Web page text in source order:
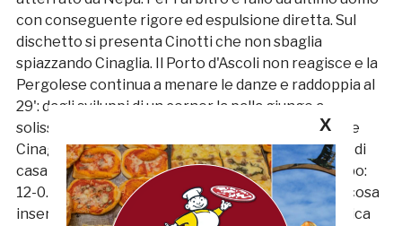
con conseguente rigore ed espulsione diretta. Sul
dischetto si presenta Cinotti che non sbaglia
spiazzando Cinaglia. Il Porto d'Ascoli non reagisce e la
Pergolese continua a menare le danze e raddoppia al
29': dagli sviluppi di un corner la palla giunge a
solissimo Carbonari che non ha difficoltà a battere
Cinaglia. A testimoniare la superiorità dei padroni di
casa è il dato dei corner al termine del primo tempo:
12-0. Nella ripresa Filippini prova a cambiare qualcosa
inserendo il giovane Gabrielli per Croci, ma la musica
X